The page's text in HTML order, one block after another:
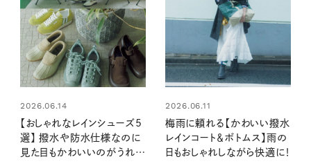
2026.06.14
【おしゃれなレインシューズ5
選】 撥水や防水仕様なのに
見た目もかわいいのがうれし
2026.06.11
梅雨に頼れる【かわいい撥水
レインコート＆ボトムス】雨の
日もおしゃれしながら快適に！